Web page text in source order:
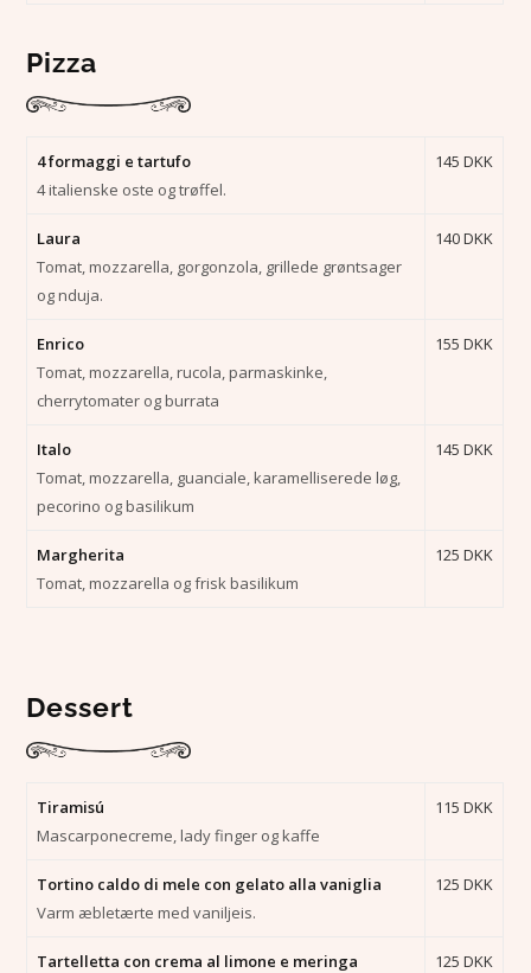
Pizza
4 formaggi e tartufo
4 italienske oste og trøffel.
145 DKK
Laura
Tomat, mozzarella, gorgonzola, grillede grøntsager
og nduja.
140 DKK
Enrico
Tomat, mozzarella, rucola, parmaskinke,
cherrytomater og burrata
155 DKK
Italo
Tomat, mozzarella, guanciale, karamelliserede løg,
pecorino og basilikum
145 DKK
Margherita
Tomat, mozzarella og frisk basilikum
125 DKK
Dessert
Tiramisú
Mascarponecreme, lady finger og kaffe
115 DKK
Tortino caldo di mele con gelato alla vaniglia
Varm æbletærte med vaniljeis.
125 DKK
Tartelletta con crema al limone e meringa
125 DKK